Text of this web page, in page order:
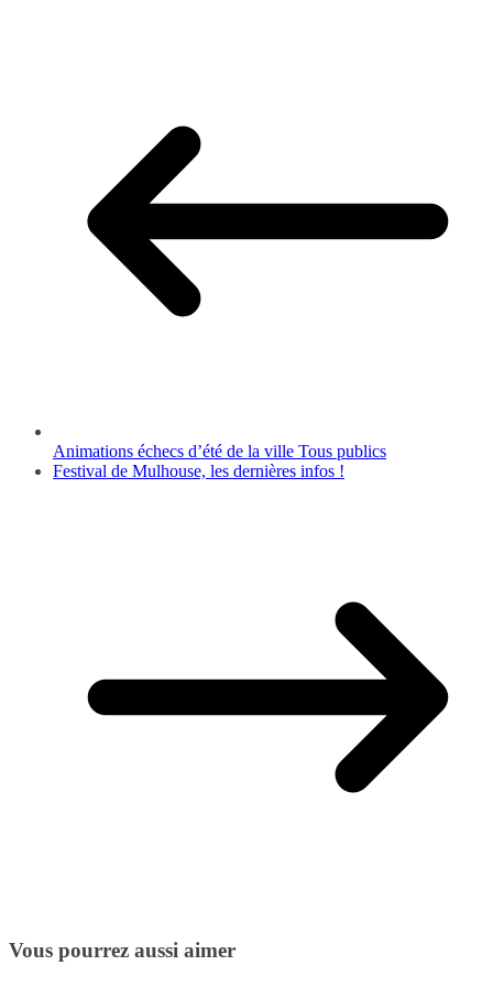
Animations échecs d’été de la ville Tous publics
Festival de Mulhouse, les dernières infos !
Vous pourrez aussi aimer